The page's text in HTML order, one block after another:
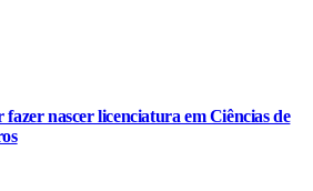
nascer licenciatura em Ciências de